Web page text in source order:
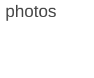
photos